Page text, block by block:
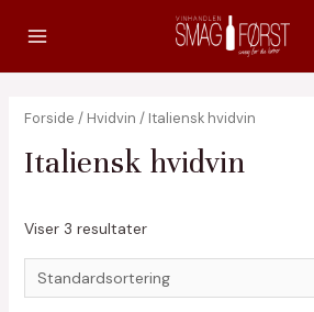
indholdet
Forside / Hvidvin / Italiensk hvidvin
Italiensk hvidvin
Viser 3 resultater